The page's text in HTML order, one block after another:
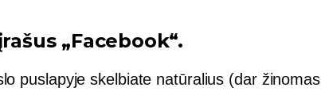
„Facebook“.
puslapyje skelbiate natūralius (dar žinomas